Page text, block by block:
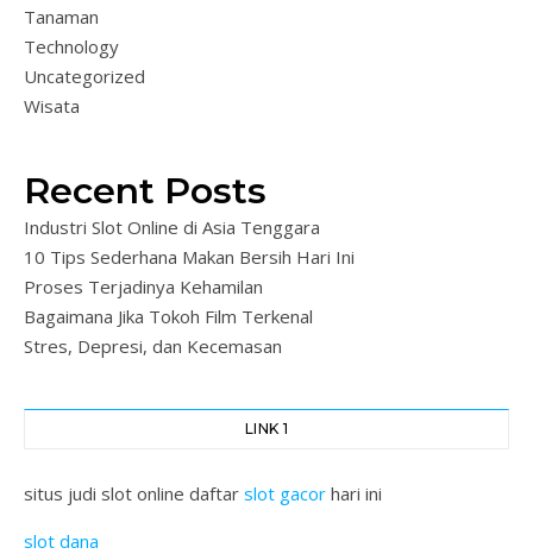
Tanaman
Technology
Uncategorized
Wisata
Recent Posts
Industri Slot Online di Asia Tenggara
10 Tips Sederhana Makan Bersih Hari Ini
Proses Terjadinya Kehamilan
Bagaimana Jika Tokoh Film Terkenal
Stres, Depresi, dan Kecemasan
LINK 1
situs judi slot online daftar slot gacor hari ini
slot dana